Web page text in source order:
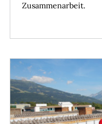
Zusammenarbeit.